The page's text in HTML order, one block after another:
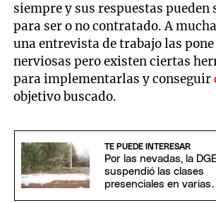
siempre y sus respuestas pueden
para ser o no contratado. A
una entrevista de trabajo las
nerviosas pero existen ciertas
para implementarlas y conseguir
objetivo buscado.
TE PUEDE INTERESAR
Por las nevadas, la DGE
suspendió las clases
presenciales en varias